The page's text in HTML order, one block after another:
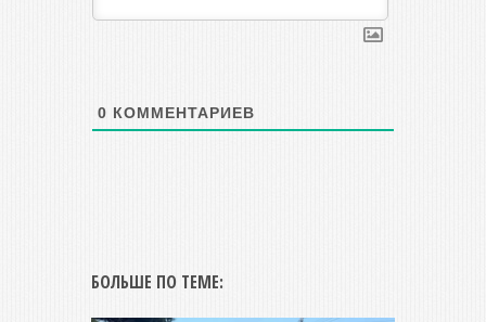
0 КОММЕНТАРИЕВ
БОЛЬШЕ ПО ТЕМЕ: